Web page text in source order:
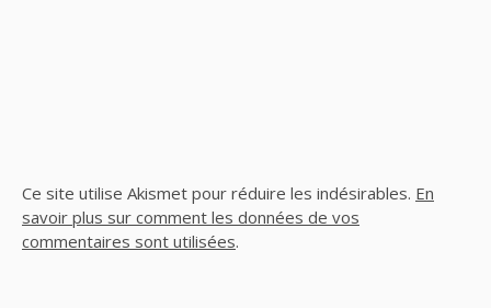
Ce site utilise Akismet pour réduire les indésirables. En
savoir plus sur comment les données de vos
commentaires sont utilisées.